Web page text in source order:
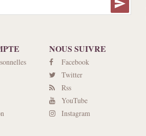

NOUS SUIVRE
Facebook
Twitter
Rss
YouTube
Instagram